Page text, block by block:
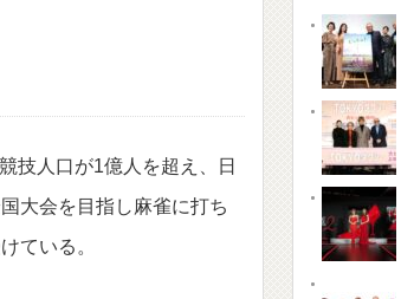
技人口が1億人を超え、日
大会を目指し麻雀に打ち
ている。